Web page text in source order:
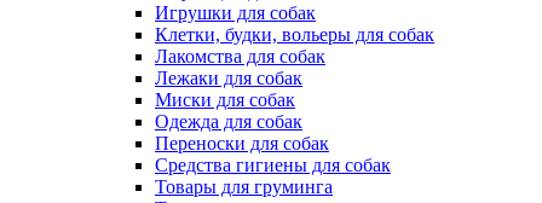
Игрушки для собак
Клетки, будки, вольеры для собак
Лакомства для собак
Лежаки для собак
Миски для собак
Одежда для собак
Переноски для собак
Средства гигиены для собак
Товары для груминга